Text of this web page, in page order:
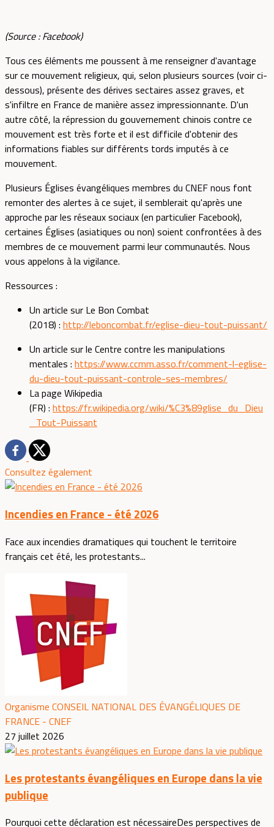
(Source : Facebook)
Tous ces éléments me poussent à me renseigner d'avantage
sur ce mouvement religieux, qui, selon plusieurs sources (voir ci-
dessous), présente des dérives sectaires assez graves, et
s'infiltre en France de manière assez impressionnante. D'un
autre côté, la répression du gouvernement chinois contre ce
mouvement est très forte et il est difficile d'obtenir des
informations fiables sur différents tords imputés à ce
mouvement.
Plusieurs Églises évangéliques membres du CNEF nous font
remonter des alertes à ce sujet, il semblerait qu'après une
approche par les réseaux sociaux (en particulier Facebook),
certaines Églises (asiatiques ou non) soient confrontées à des
membres de ce mouvement parmi leur communautés. Nous
vous appelons à la vigilance.
Ressources :
Un article sur Le Bon Combat
(2018) : http://leboncombat.fr/eglise-dieu-tout-puissant/
Un article sur le Centre contre les manipulations
mentales : https://www.ccmm.asso.fr/comment-l-eglise-
du-dieu-tout-puissant-controle-ses-membres/
La page Wikipedia
(FR) : https://fr.wikipedia.org/wiki/%C3%89glise_du_Dieu
_Tout-Puissant
Consultez également
Incendies en France - été 2026
Face aux incendies dramatiques qui touchent le territoire
français cet été, les protestants...
Organisme CONSEIL NATIONAL DES ÉVANGÉLIQUES DE
FRANCE - CNEF
27 juillet 2026
Les protestants évangéliques en Europe dans la vie
publique
Pourquoi cette déclaration est nécessaireDes perspectives de